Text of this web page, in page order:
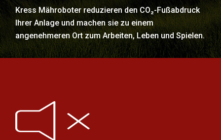
Kress Mähroboter reduzieren den CO₂-Fußabdruck
Ihrer Anlage und machen sie zu einem
angenehmeren Ort zum Arbeiten, Leben und Spielen.